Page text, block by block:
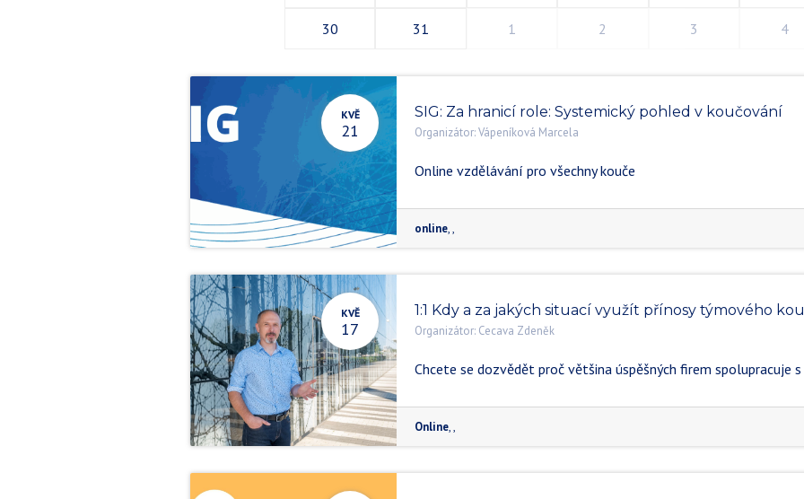
30 31 1 2 3 4
KVĚ
21
SIG: Za hranicí role: Systemický pohled v koučování
Organizátor:Vápeníková Marcela
Online vzdělávání pro všechny kouče
online,,
KVĚ
17
1:1 Kdy a za jakých situací využít přínosy týmového
Organizátor: Cecava Zdeněk
Chcete se dozvědět proč většina úspěšných firem spolupracuje
Online,,